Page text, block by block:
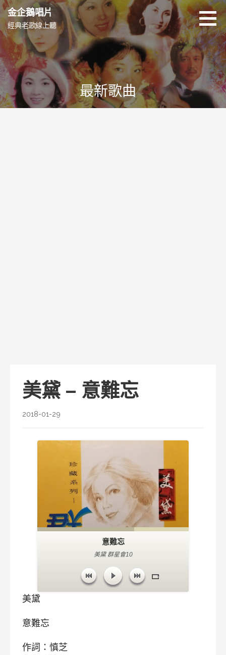
跳
至
主
內
容
金企鵝唱片
經典老歌線上聽
最新歌曲
美黛 – 意難忘
2018-01-29
意難忘
美黛 群星會10
美黛
意難忘
作詞：慎芝